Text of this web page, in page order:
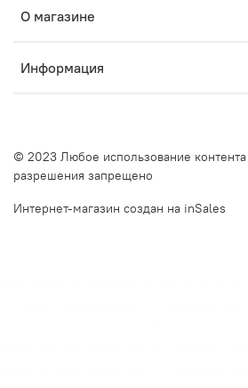
О магазине
Информация
© 2023 Любое использование
разрешения запрещено
Интернет-магазин создан на inSales